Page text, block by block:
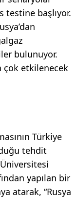
başlıyor.
bulunuyor.
çok etkilenecek
Türkiye
tehdit
yapılan bir
atarak, “Rusya